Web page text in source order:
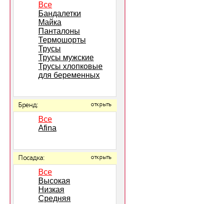
Все
Бандалетки
Майка
Панталоны
Термошорты
Трусы
Трусы мужские
Трусы хлопковые
для беременных
Бренд: открыть
Все
Afina
Посадка: открыть
Все
Высокая
Низкая
Средняя